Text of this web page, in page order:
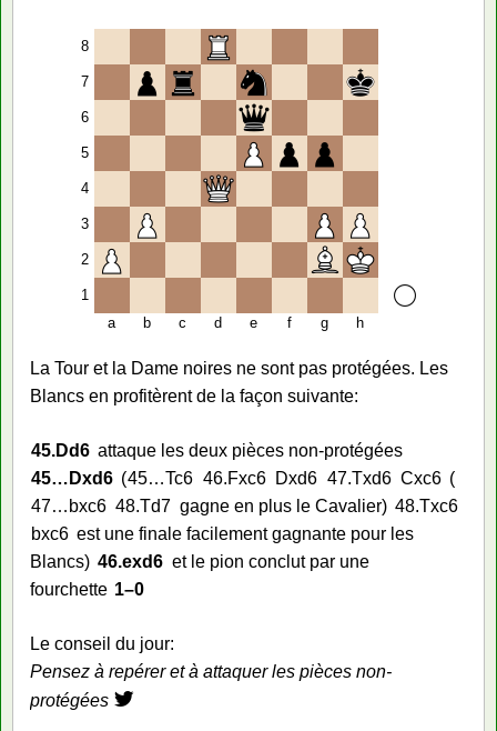
8
7
6
5
4
3
2
1
a
b c d e f g h
La Tour et la Dame noires ne sont pas protégées. Les
Blancs en profitèrent de la façon suivante:
45.Dd6 attaque les deux pièces non-protégées
45… Dxd6 45…Tc6 46.Fxc6 Dxd6 47.Txd6 Cxc6
47… bxc6 48.Td7 gagne en plus le Cavalier 48.Txc6
bxc6 est une finale facilement gagnante pour les
Blancs
46.exd6 et le pion conclut par une
fourchette 1–0
Le conseil du jour:
Pensez à repérer et à attaquer les pièces non-
protégées